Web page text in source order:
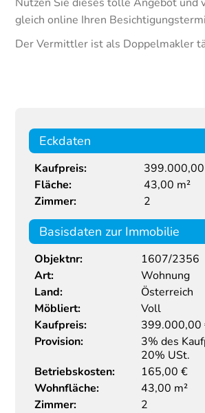
gleich online Ihren
Der Vermittler ist als Doppelmakler
Eckdaten
Kaufpreis:
Fläche:
43,00 m²
Zimmer:
2
Basisdaten zur Immobilie
Objektnr:
1607/2356
Art:
Wohnung
Land:
Österreich
Möbliert:
Voll
Kaufpreis:
399.000,00
Provision:
3% des
20% USt.
Betriebskosten:
165,00 €
Wohnfläche:
43,00 m²
Zimmer:
2